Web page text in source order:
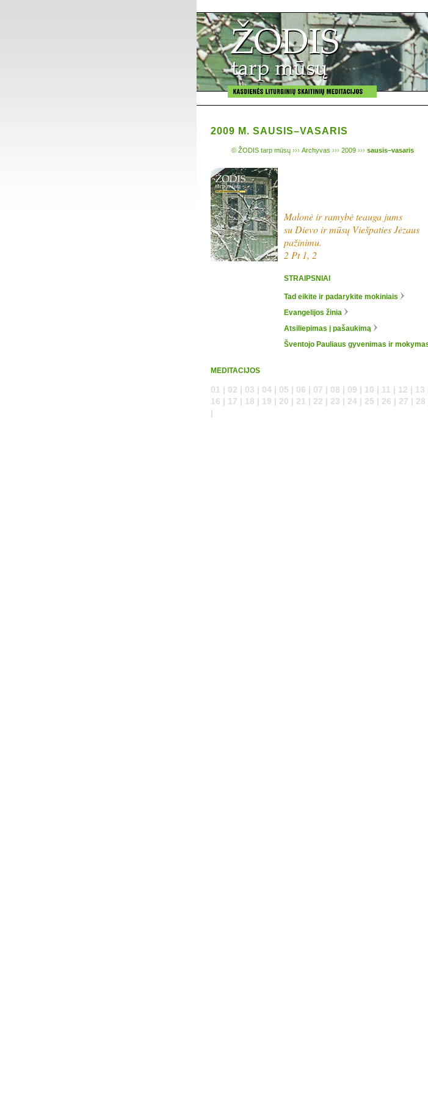
2009 M. SAUSIS–VASARIS
© ŽODIS tarp mūsų ››› Archyvas ››› 2009 ››› sausis–vasaris
Malonė ir ramybė teauga jums
su Dievo ir mūsų Viešpaties Jėzaus
pažinimu.
2 Pt 1, 2
STRAIPSNIAI
Tad eikite ir padarykite mokiniais
Evangelijos žinia
Atsiliepimas į pašaukimą
Šventojo Pauliaus gyvenimas ir
MEDITACIJOS
01 | 02 | 03 | 04 | 05 | 06 | 07 | 08 | 09 | 10 | 11 | 12 | 13
16 | 17 | 18 | 19 | 20 | 21 | 22 | 23 | 24 | 25 | 26 | 27 | 28
|